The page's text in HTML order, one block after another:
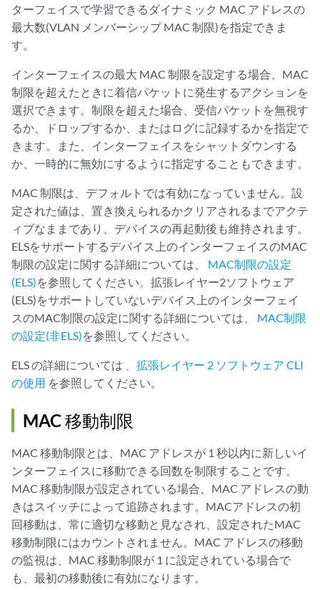
ターフェイスで学習できるダイナミック MAC アドレスの
最大数(VLAN メンバーシップ MAC 制限)を指定できま
す。
インターフェイスの最大 MAC 制限を設定する場合、MAC
制限を超えたときに着信パケットに発生するアクションを
選択できます。制限を超えた場合、受信パケットを無視す
るか、ドロップするか、またはログに記録するかを指定で
きます。また、インターフェイスをシャットダウンする
か、一時的に無効にするように指定することもできます。
MAC 制限は、デフォルトでは有効になっていません。設
定された値は、置き換えられるかクリアされるまでアクテ
ィブなままであり、デバイスの再起動後も維持されます。
ELSをサポートするデバイス上のインターフェイスのMAC
制限の設定に関する詳細については、 MAC制限の設定
(ELS)を参照してください。拡張レイヤー2ソフトウェア
(ELS)をサポートしていないデバイス上のインターフェイ
スのMAC制限の設定に関する詳細については、 MAC制限
の設定(非ELS)を参照してください。
ELS の詳細については
、拡張レイヤー 2 ソフトウェア CLI
の使用 を参照してください。
MAC 移動制限
MAC 移動制限とは、MAC アドレスが 1 秒以内に新しいイ
ンターフェイスに移動できる回数を制限することです。
MAC 移動制限が設定されている場合、MAC アドレスの動
きはスイッチによって追跡されます。MACアドレスの初
回移動は、常に適切な移動と見なされ、設定されたMAC
移動制限にはカウントされません。MAC アドレスの移動
の監視は、MAC 移動制限が 1 に設定されている場合で
も、最初の移動後に有効になります。